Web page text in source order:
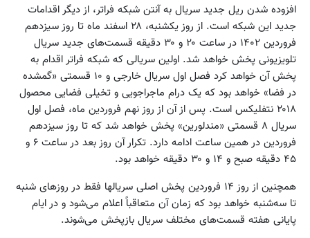
افزوده شدن ریل جدید سریال به آنتن شبکه فراتر، از دیگر اقدامات
جدید این شبکه است. از روز یکشنبه، ۲۸ اسفند ماه تا روز سیزدهم
فروردین ۱۴۰۲ در ساعت ۲۰ و ۳۰ دقیقه قسمت‌های جدید سریال
تلویزیونی پخش خواهد شد. اولین سریالی که شبکه فراتر اقدام به
پخش آن خواهد کرد فصل اول سریال خارجی و ۱۰ قسمتی «گمشده
در فضا» خواهد بود که یک درام ماجراجویی و تخیلی فضایی محصول
۲۰۱۸ نتفلیکس است. پس از آن از روز نهم فروردین ماه، فصل اول
سریال ۸ قسمتی «مندلورین» پخش خواهد شد که تا روز سیزدهم
فروردین در همین ساعت ادامه دارد. تکرار آن روز بعد در ساعت ۶ و
۴۵ دقیقه صبح و ۱۴ و ۳۰ دقیقه خواهد بود.
همچنین از روز ۱۴ فروردین پخش اصلی سریالها فقط در روزهای شنبه
تا سه‌شنبه خواهد بود که زمان آن متعاقباً اعلام می‌شود و در ایام
پایانی هفته قسمت‌های مختلف سریال بازپخش می‌شوند.